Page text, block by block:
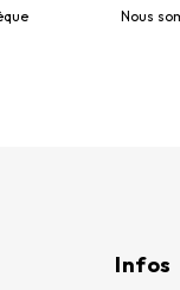
Nous
Infos